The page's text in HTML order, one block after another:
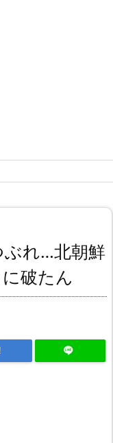
ぶれ…北朝鮮
破たん